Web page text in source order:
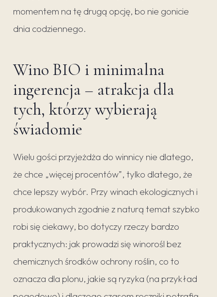
momentem na tę drugą opcję, bo nie gonicie
dnia codziennego.
Wino BIO i minimalna
ingerencja – atrakcja dla
tych, którzy wybierają
świadomie
Wielu gości przyjeżdża do winnicy nie dlatego,
że chce „więcej procentów”, tylko dlatego, że
chce lepszy wybór. Przy winach ekologicznych i
produkowanych zgodnie z naturą temat szybko
robi się ciekawy, bo dotyczy rzeczy bardzo
praktycznych: jak prowadzi się winorośl bez
chemicznych środków ochrony roślin, co to
oznacza dla plonu, jakie są ryzyka (na przykład